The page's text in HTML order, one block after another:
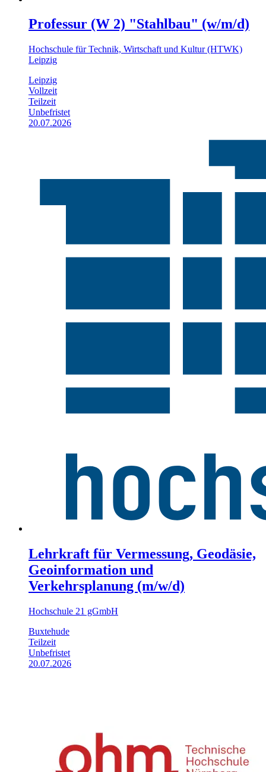
Professur (W 2) "Stahlbau" (w/m/d)
Hochschule für Technik, Wirtschaft und Kultur (HTWK)
Leipzig
Leipzig
Vollzeit
Teilzeit
Unbefristet
20.07.2026
Lehrkraft für Vermessung, Geodäsie,
Geoinformation und
Verkehrsplanung (m/w/d)
Hochschule 21 gGmbH
Buxtehude
Teilzeit
Unbefristet
20.07.2026